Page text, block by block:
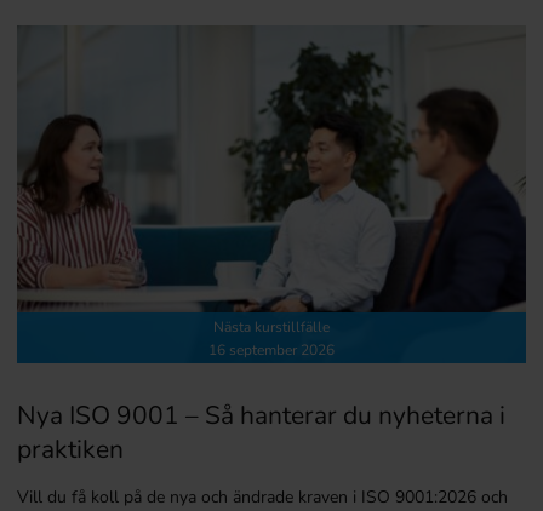
Nästa kurstillfälle
16 september 2026
Nya ISO 9001 – Så hanterar du nyheterna i
praktiken
Vill du få koll på de nya och ändrade kraven i ISO 9001:2026 och